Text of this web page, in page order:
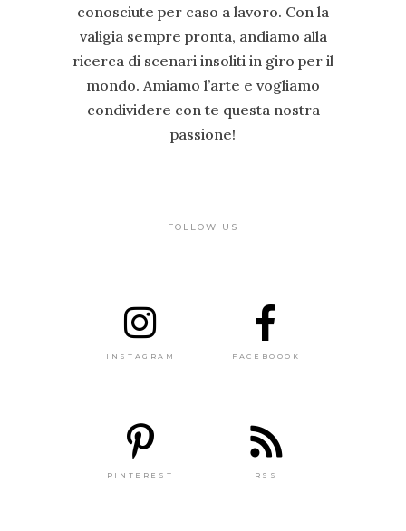
conosciute per caso a lavoro. Con la
valigia sempre pronta, andiamo alla
ricerca di scenari insoliti in giro per il
mondo. Amiamo l’arte e vogliamo
condividere con te questa nostra
passione!
FOLLOW US
INSTAGRAM FACEBOOOK
PINTEREST RSS